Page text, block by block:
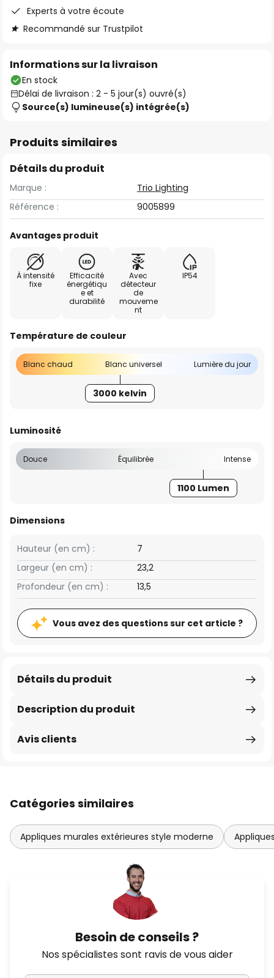
Experts à votre écoute
Recommandé sur Trustpilot
Informations sur la livraison
En stock
Délai de livraison : 2 - 5 jour(s) ouvré(s)
Source(s) lumineuse(s) intégrée(s)
Produits similaires
Détails du produit
Marque :
Trio Lighting
Référence :
9005899
Avantages produit
À intensité
fixe
Efficacité
énergétiqu
e et
durabilité
Avec
détecteur
de
mouveme
nt
IP54
Température de couleur
Blanc chaud Blanc universel Lumière du jour
3000 kelvin
Luminosité
Douce Équilibrée Intense
1100 Lumen
Dimensions
Largeur (en cm) : 23,2
Hauteur (en cm) : 7
Profondeur (en cm) : 13,5
Vous avez des questions sur cet article ?
Description du produit
Détails du produit
Avis clients
Catégories similaires
Appliques murales extérieures style moderne
Besoin de conseils ?
Nos spécialistes sont ravis de vous aider